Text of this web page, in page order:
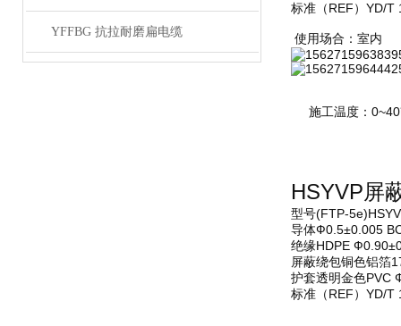
YFFBG 抗拉耐磨扁电缆
标准 （REF）YD/
使用场合：室内
施工温度：
HSYVP屏
型号(FTP-
导体Ф0.5±0.005
绝缘HDPE
屏蔽绕包铜色铝箔
护套透明金色PVC
标准 （REF）YD/